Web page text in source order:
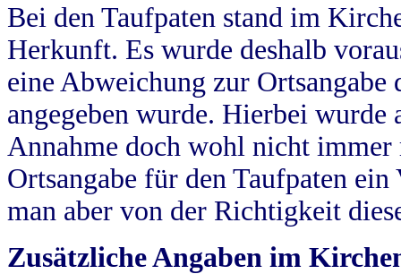
Bei den Taufpaten stand im
Herkunft. Es wurde deshalb
eine Abweichung zur
angegeben wurde. Hierbei wurde
Annahme doch wohl nicht
Ortsangabe für den Taufpaten
man aber von der Richtigkeit
Zusätzliche Angaben im